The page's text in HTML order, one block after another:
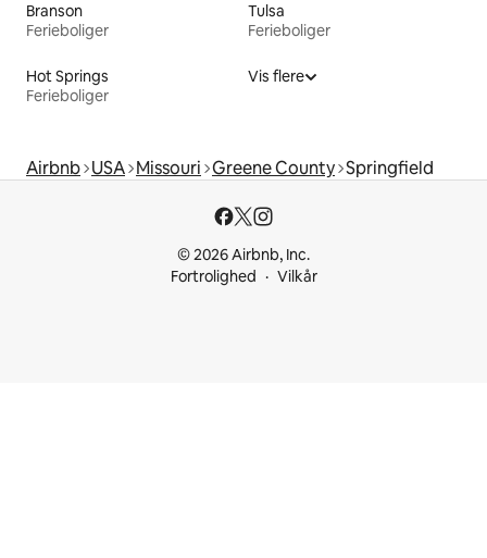
Branson
Ferieboliger
Tulsa
Ferieboliger
Hot Springs
Ferieboliger
Vis flere
Airbnb USA Missouri Greene County Springfield
© 2026 Airbnb, Inc.
Fortrolighed
Vilkår